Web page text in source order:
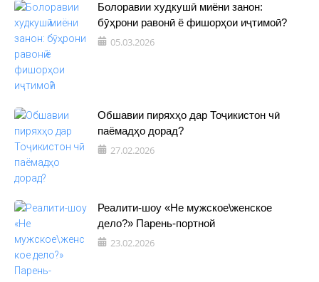
Болоравии худкушӣ миёни занон:
бӯҳрони равонӣ ё фишорҳои иҷтимоӣ?
05.03.2026
Обшавии пиряхҳо дар Тоҷикистон чӣ
паёмадҳо дорад?
27.02.2026
Реалити-шоу «Не мужское\женское
дело?» Парень-портной
23.02.2026